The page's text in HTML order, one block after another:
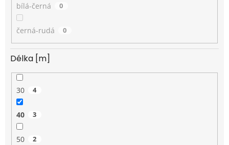
bílá-černá 0
černá-rudá 0
Délka [m]
30 4
40 3
50 2